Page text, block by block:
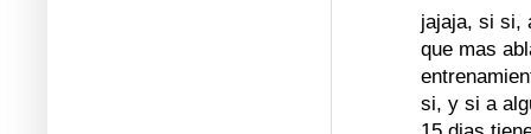
jajaja, si si,
que mas
si, y si a